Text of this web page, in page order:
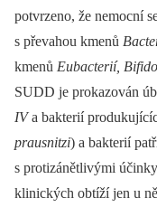
potvrzeno, že nemocní
s převahou kmenů
kmenů Eubacterií,
SUDD je prokazován
IVa bakterií
prausnitzi) a bakterií
s protizánětlivými účinky
klinických obtíží jen u